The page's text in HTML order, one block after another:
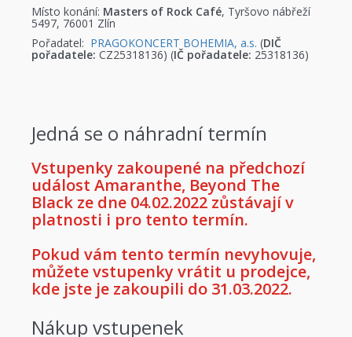
Místo konání: Masters of Rock Café, Tyršovo nábřeží
5497, 76001 Zlín
Pořadatel: PRAGOKONCERT BOHEMIA, a.s. (DIČ
pořadatele: CZ25318136) (IČ pořadatele: 25318136)
Jedná se o náhradní termín
Vstupenky zakoupené na předchozí
událost Amaranthe, Beyond The
Black ze dne 04.02.2022 zůstávají v
platnosti i pro tento termín.
Pokud vám tento termín nevyhovuje,
můžete vstupenky vrátit u prodejce,
kde jste je zakoupili do 31.03.2022.
Nákup vstupenek